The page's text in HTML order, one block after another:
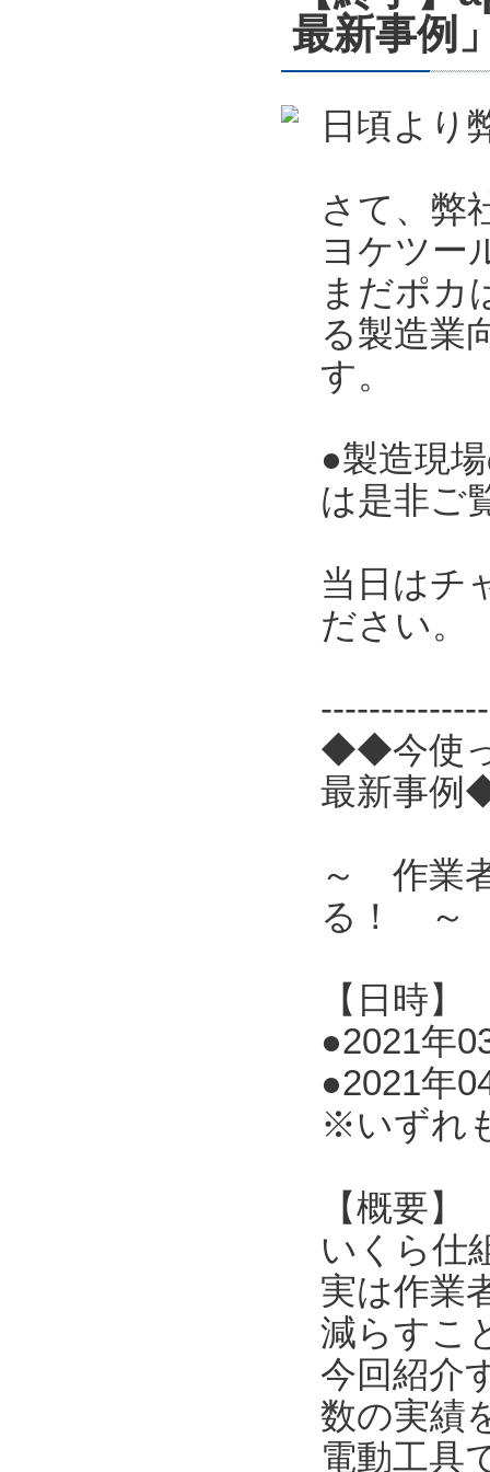
最新事例
日頃より
さて、弊
ヨケツー
まだポカ
る製造業
す。
●製造現
は是非ご
当日はチ
ださい。
◆◆今使っ
最新事
～ 作業
る！ ～
【日時】
●2021年
●2021年
※いずれ
【概要】
いくら仕
実は作業
減らすこ
今回紹介
数の実績
電動工具